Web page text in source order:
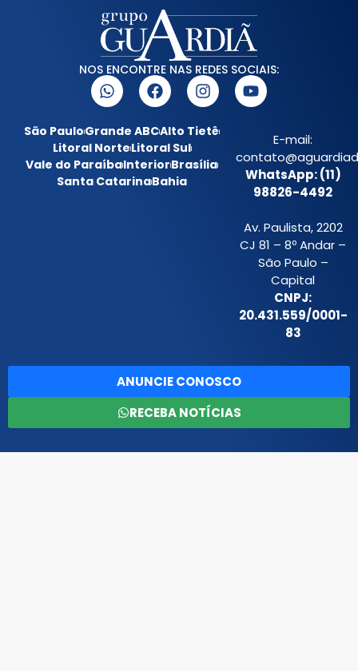
NOS ENCONTRE NAS REDES SOCIAIS:
São PauloGrande ABCAlto Tietê
Litoral NorteLitoral Sul
Vale do ParaíbaInteriorBrasília
Santa CatarinaBahia
E-mail:
WhatsApp: (11)
98826-4492
Av. Paulista, 2202
CJ 81 – 8º Andar –
São Paulo –
Capital
CNPJ:
20.431.559/0001-
83
ANUNCIE CONOSCO
RECEBA NOTÍCIAS